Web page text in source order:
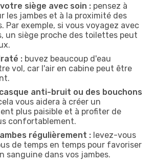
siège avec soin : pensez à
les jambes et à la proximité des
Par exemple, si vous voyagez avec
un siège proche des toilettes peut
: buvez beaucoup d'eau
vol, car l'air en cabine peut être
anti-bruit ou des bouchons
vous aidera à créer un
plus paisible et à profiter de
confortablement.
régulièrement : levez-vous
de temps en temps pour favoriser
sanguine dans vos jambes.